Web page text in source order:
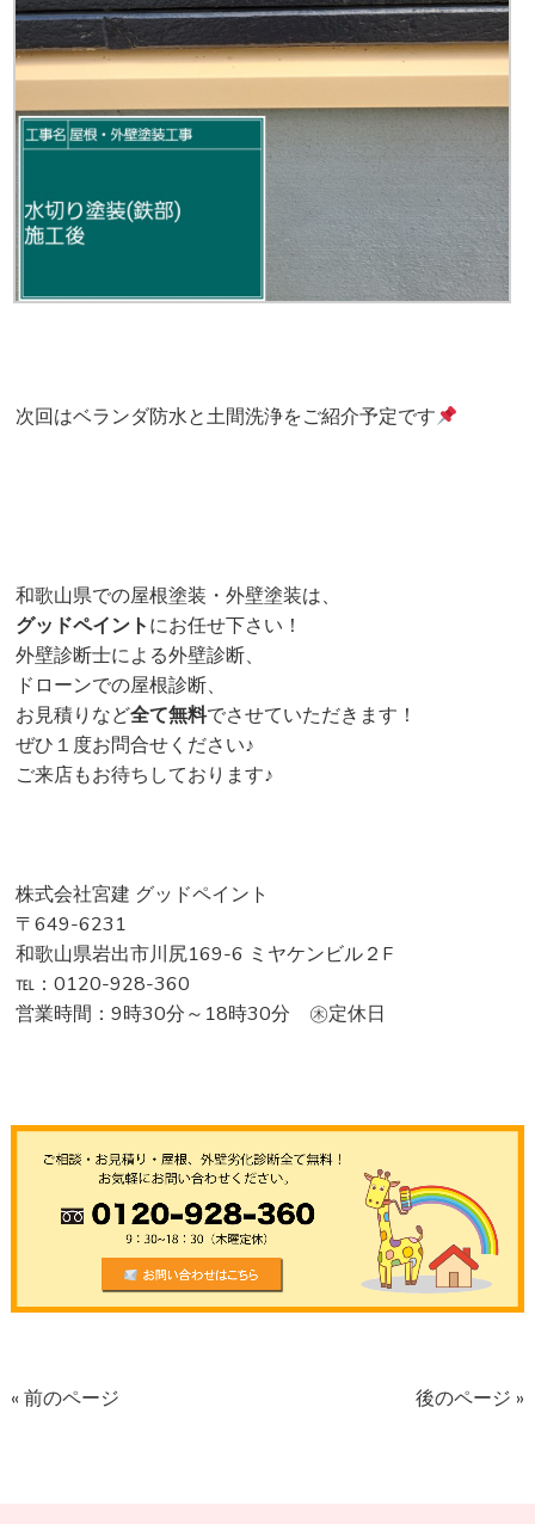
次回はベランダ防水と土間洗浄をご紹介予定です
和歌山県での屋根塗装・外壁塗装は、
グッドペイントにお任せ下さい！
外壁診断士による外壁診断、
ドローンでの屋根診断、
お見積りなど全て無料でさせていただきます！
ぜひ１度お問合せください♪
ご来店もお待ちしております♪
株式会社宮建 グッドペイント
〒649-6231
和歌山県岩出市川尻169-6 ミヤケンビル２F
℡：0120-928-360
営業時間：9時30分～18時30分 ㊍定休日
« 前のページ 後のページ »